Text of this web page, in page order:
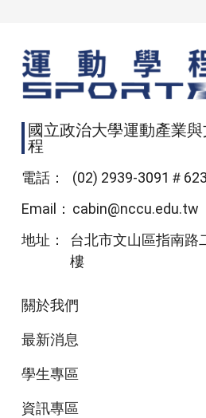
國立政治大學運動產業
程
電話：
(02) 2939-3091＃
Email： cabin@nccu.edu.tw
地址：
台北市文山區指南路
樓
頁尾選單
關於我們
最新消息
學生專區
資訊專區